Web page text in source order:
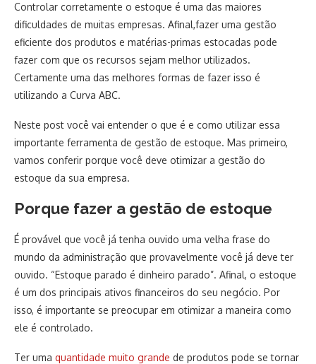
Controlar corretamente o estoque é uma das maiores
dificuldades de muitas empresas. Afinal,fazer uma gestão
eficiente dos produtos e matérias-primas estocadas pode
fazer com que os recursos sejam melhor utilizados.
Certamente uma das melhores formas de fazer isso é
utilizando a Curva ABC.
Neste post você vai entender o que é e como utilizar essa
importante ferramenta de gestão de estoque. Mas primeiro,
vamos conferir porque você deve otimizar a gestão do
estoque da sua empresa.
Porque fazer a gestão de estoque
É provável que você já tenha ouvido uma velha frase do
mundo da administração que provavelmente você já deve ter
ouvido. “Estoque parado é dinheiro parado”. Afinal, o estoque
é um dos principais ativos financeiros do seu negócio. Por
isso, é importante se preocupar em otimizar a maneira como
ele é controlado.
Ter uma quantidade muito grande de produtos pode se tornar